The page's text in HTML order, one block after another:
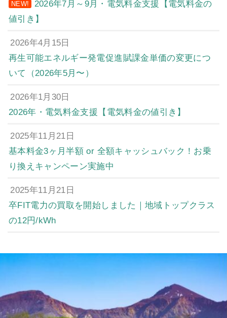
NEW!
2026年7月～9月・電気料金支援【電気料金の
値引き】
2026年4月15日
再生可能エネルギー発電促進賦課金単価の変更につ
いて（2026年5月〜）
2026年1月30日
2026年・電気料金支援【電気料金の値引き】
2025年11月21日
基本料金3ヶ月半額 or 全額キャッシュバック！お乗
り換えキャンペーン実施中
2025年11月21日
卒FIT電力の買取を開始しました｜地域トップクラス
の12円/kWh